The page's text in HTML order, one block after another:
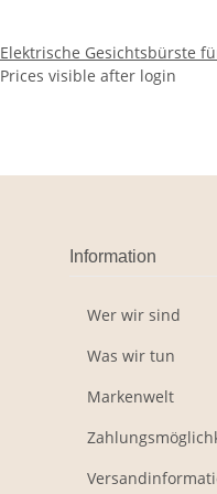
Elektrische Gesichtsbürste
Prices visible after login
Information
Wer wir sind
Was wir tun
Markenwelt